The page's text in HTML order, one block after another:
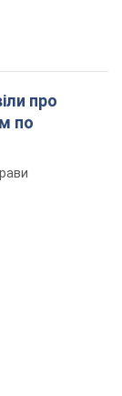
про
по